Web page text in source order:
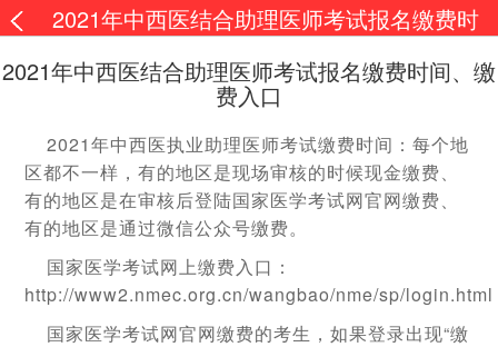
2021年中西医结合助理医师考试报名缴费时
间、缴费入口
2021年中西医结合助理医师考试报名缴费时间、缴
费入口
2021年中西医执业助理医师考试缴费时间：每个地
区都不一样，有的地区是现场审核的时候现金缴费、
有的地区是在审核后登陆国家医学考试网官网缴费、
有的地区是通过微信公众号缴费。
国家医学考试网上缴费入口：
http://www2.nmec.org.cn/wangbao/nme/sp/login.html
国家医学考试网官网缴费的考生，如果登录出现“缴